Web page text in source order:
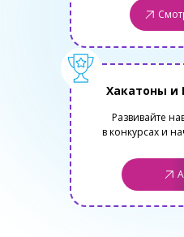
Развивайте
в конкурсах и
Хакатоны